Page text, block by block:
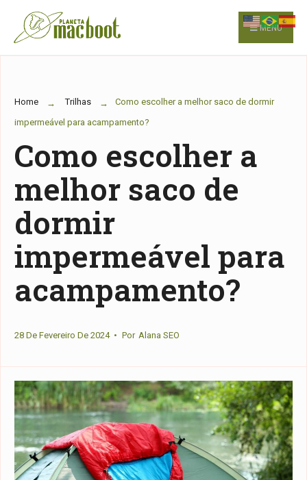
Skip
to
MENU
Home Trilhas
Como escolher a melhor saco de dormir
impermeável para acampamento?
Como escolher a
melhor saco de
dormir
impermeável para
acampamento?
28 De Fevereiro De 2024 • Por Alana SEO